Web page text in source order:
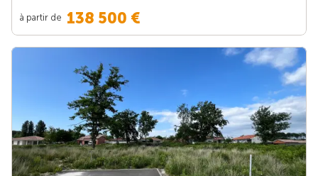
à partir de 138 500 €